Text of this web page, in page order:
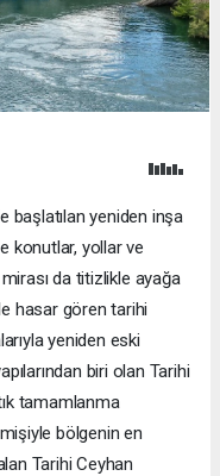
başlatılan yeniden inşa
konutlar, yollar ve
da titizlikle ayağa
hasar gören tarihi
yeniden eski
biri olan Tarihi
tamamlanma
bölgenin en
Tarihi Ceyhan